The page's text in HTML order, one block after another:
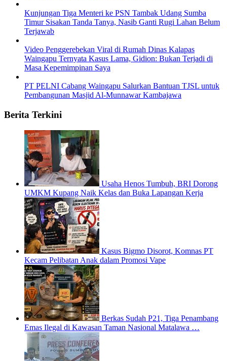
Kunjungan Tiga Menteri ke PSN Tambak Udang Sumba
Timur Sisakan Tanda Tanya, Nasib Ganti Rugi Lahan Belum
Terjawab
Video Penggerebekan Viral di Rumah Dinas Kalapas
Waingapu Ternyata Kasus Lama, Gidion: Bukan Terjadi di
Masa Kepemimpinan Saya
PT PELNI Cabang Waingapu Salurkan Bantuan TJSL untuk
Pembangunan Masjid Al-Munnawar Kambajawa
Berita Terkini
Usaha Henos Tumbuh, BRI Dorong
UMKM Kupang Naik Kelas dan Buka Lapangan Kerja
Kasus Bigmo Disorot, Komnas PT
Kecam Pelibatan Anak dalam Promosi Vape
Berkas Sudah P21, Tiga Penambang
Emas Ilegal di Kawasan Taman Nasional Matalawa …